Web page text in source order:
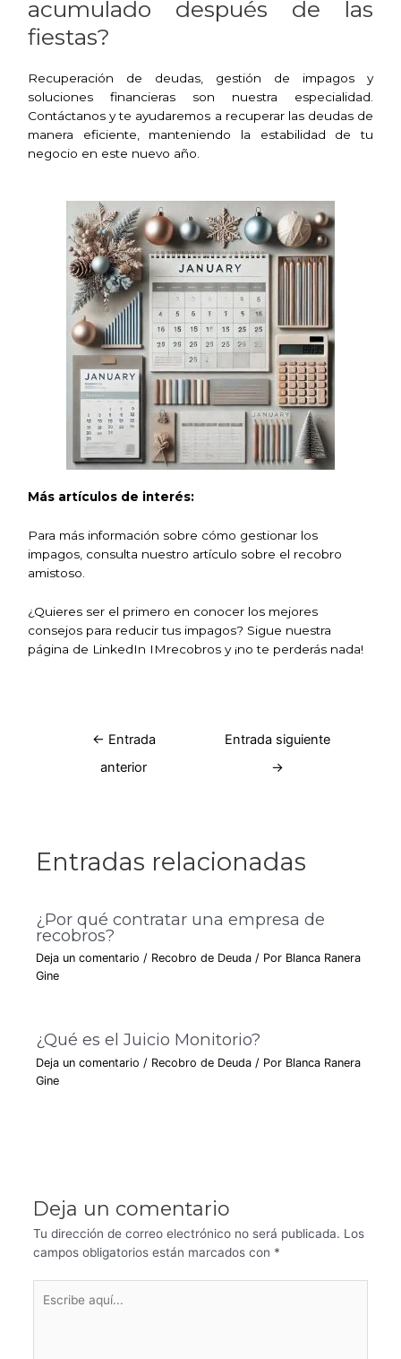
acumulado después de las
fiestas?
Recuperación de deudas, gestión de impagos y
soluciones financieras son nuestra especialidad.
Contáctanos y te ayudaremos a recuperar las deudas de
manera eficiente, manteniendo la estabilidad de tu
negocio en este nuevo año.
Más artículos de interés:
Para más información sobre cómo gestionar los
impagos, consulta nuestro artículo sobre el recobro
amistoso.
¿Quieres ser el primero en conocer los mejores
consejos para reducir tus impagos? Sigue nuestra
página de LinkedIn IMrecobros y ¡no te perderás nada!
← Entrada
anterior
Entrada siguiente
→
Entradas relacionadas
¿Por qué contratar una empresa de
recobros?
Deja un comentario / Recobro de Deuda / Por Blanca Ranera
Gine
¿Qué es el Juicio Monitorio?
Deja un comentario / Recobro de Deuda / Por Blanca Ranera
Gine
Deja un comentario
Tu dirección de correo electrónico no será publicada. Los
campos obligatorios están marcados con *